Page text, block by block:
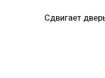
Сдвигает